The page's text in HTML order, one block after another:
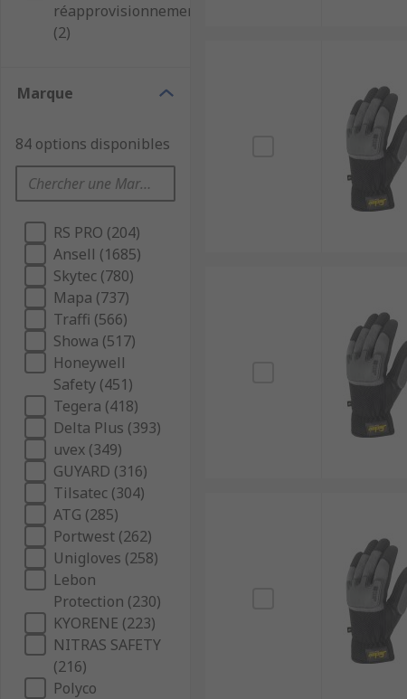
réapprovisionnement
(2)
Marque
84 options disponibles
RS PRO (204)
Ansell (1685)
Skytec (780)
Mapa (737)
Traffi (566)
Showa (517)
Honeywell
Safety (451)
Tegera (418)
Delta Plus (393)
uvex (349)
GUYARD (316)
Tilsatec (304)
ATG (285)
Portwest (262)
Unigloves (258)
Lebon
Protection (230)
KYORENE (223)
NITRAS SAFETY
(216)
Polyco